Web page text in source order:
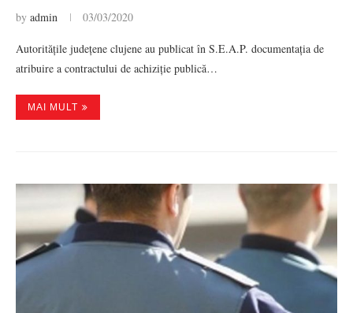
by admin 03/03/2020
Autoritățile județene clujene au publicat în S.E.A.P. documentația de
atribuire a contractului de achiziție publică…
MAI MULT